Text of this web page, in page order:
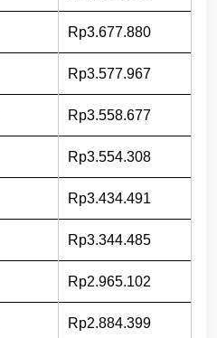
Rp3.677.880
Rp3.577.967
Rp3.558.677
Rp3.554.308
Rp3.434.491
Rp3.344.485
Rp2.965.102
Rp2.884.399